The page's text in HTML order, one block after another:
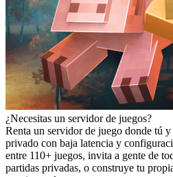
¿Necesitas un servidor de juegos?
Renta un servidor de juego donde tú
privado con baja latencia y
entre 110+ juegos, invita a gente de
partidas privadas, o construye tu